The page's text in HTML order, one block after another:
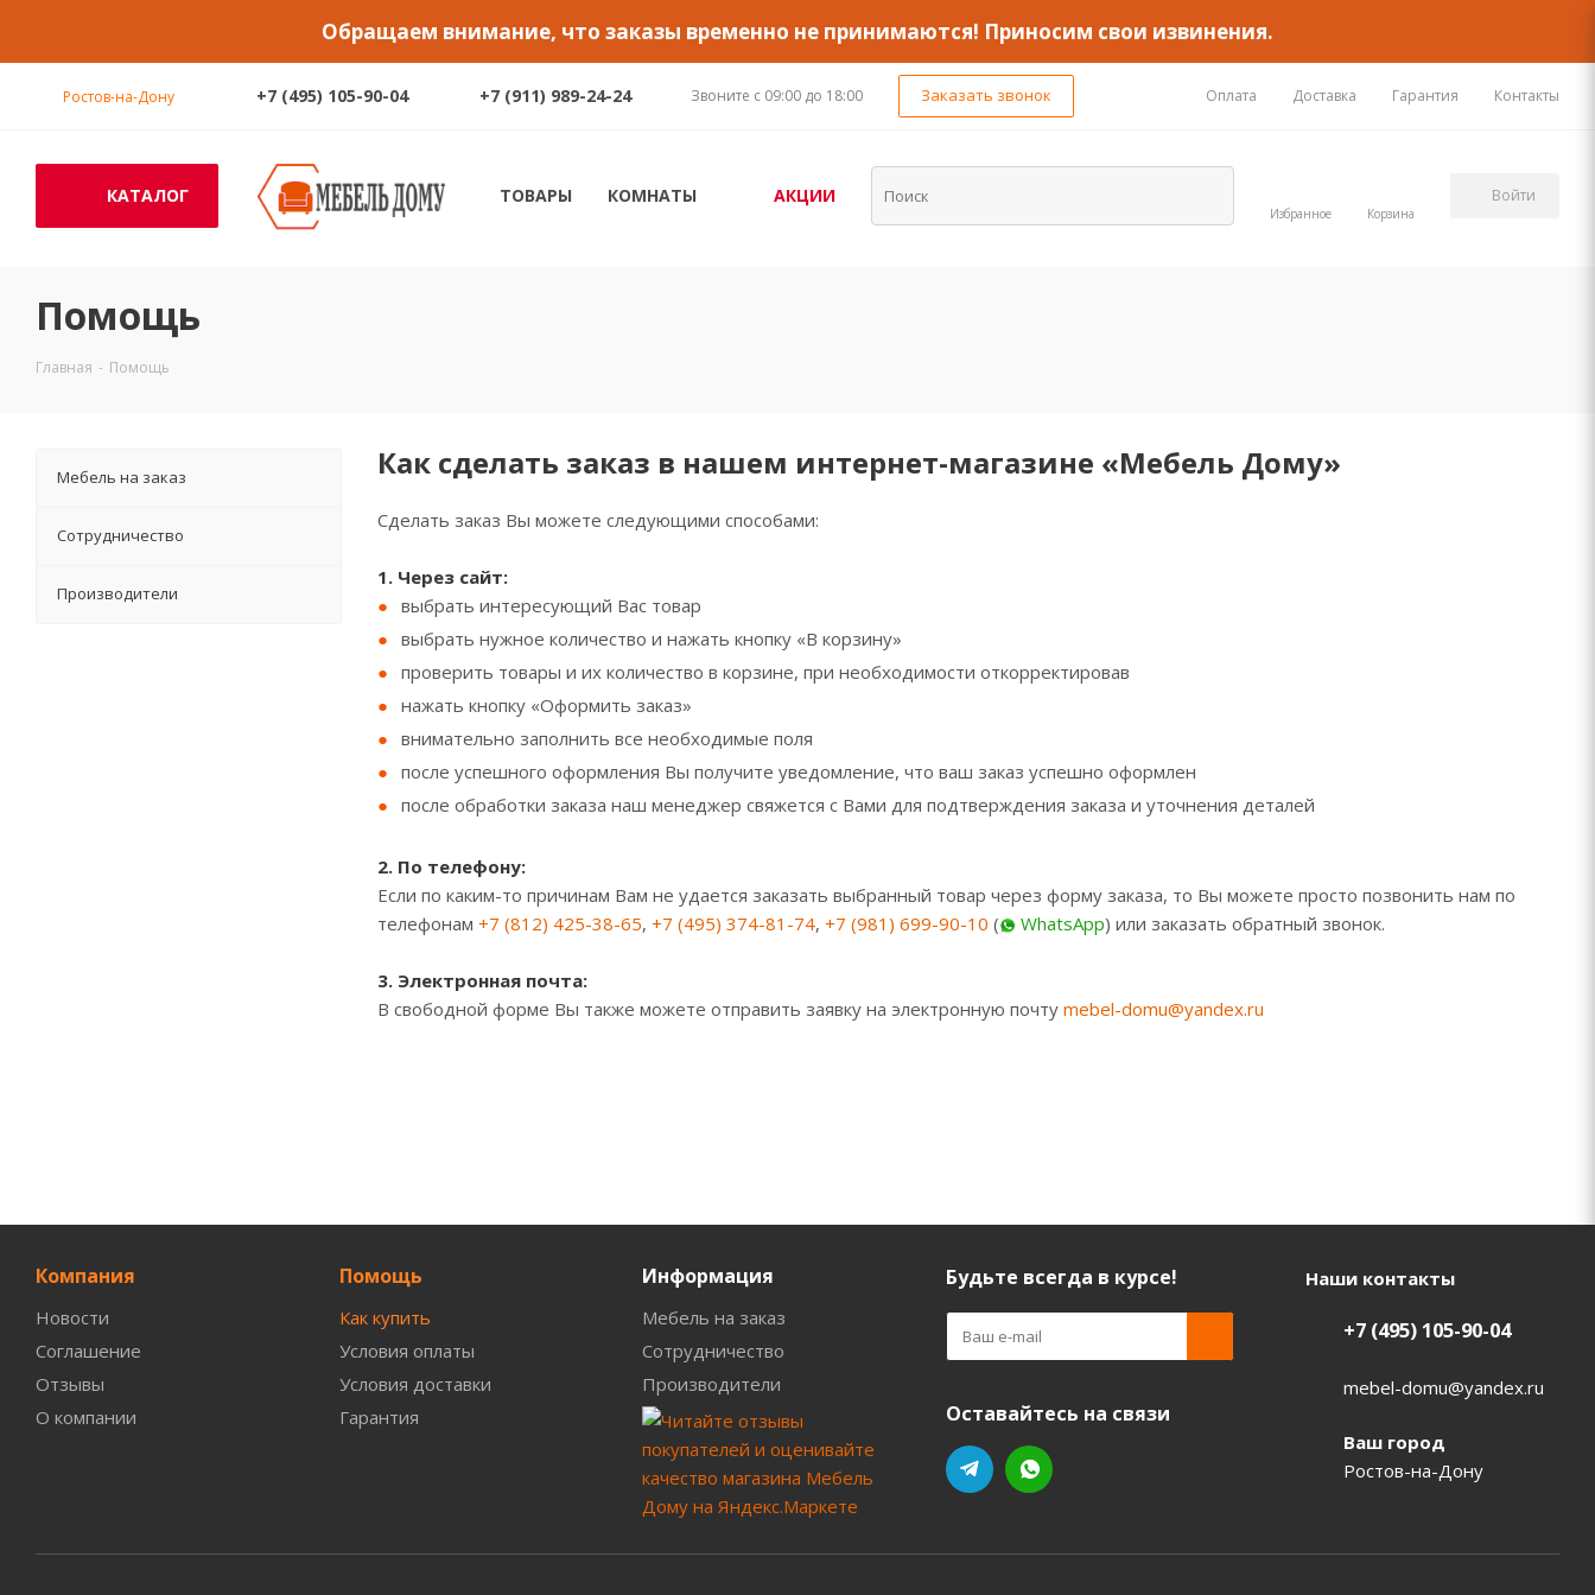
Обращаем внимание, что заказы временно не принимаются! Приносим свои извинения.
Ростов-на-Дону +7 (495) 105-90-04 +7 (911) 989-24-24 Звоните с 09:00 до 18:00 Заказать звонок Оплата Доставка Гарантия Контакты
КАТАЛОГ ТОВАРЫ КОМНАТЫ АКЦИИ
Избранное Корзина
Войти
Помощь
Главная - Помощь
Как сделать заказ в нашем интернет-магазине «Мебель Дому»
Сделать заказ Вы можете следующими способами:
1. Через сайт:
выбрать интересующий Вас товар
выбрать нужное количество и нажать кнопку «В корзину»
проверить товары и их количество в корзине, при необходимости откорректировав
нажать кнопку «Оформить заказ»
внимательно заполнить все необходимые поля
после успешного оформления Вы получите уведомление, что ваш заказ успешно оформлен
после обработки заказа наш менеджер свяжется c Вами для подтверждения заказа и уточнения деталей
2. По телефону:
Если по каким-то причинам Вам не удается заказать выбранный товар через форму заказа, то Вы можете просто позвонить нам по
телефонам +7 (812) 425-38-65, +7 (495) 374-81-74, +7 (981) 699-90-10 ( WhatsApp) или заказать обратный звонок.
3. Электронная почта:
В свободной форме Вы также можете отправить заявку на электронную почту mebel-domu@yandex.ru
Мебель на заказ
Сотрудничество
Производители
Компания
Новости
Соглашение
Отзывы
О компании
Помощь
Как купить
Условия оплаты
Условия доставки
Гарантия
Информация
Мебель на заказ
Сотрудничество
Производители
Будьте всегда в курсе!
Оставайтесь на связи
Наши контакты
+7 (495) 105-90-04
mebel-domu@yandex.ru
Ваш город
Ростов-на-Дону